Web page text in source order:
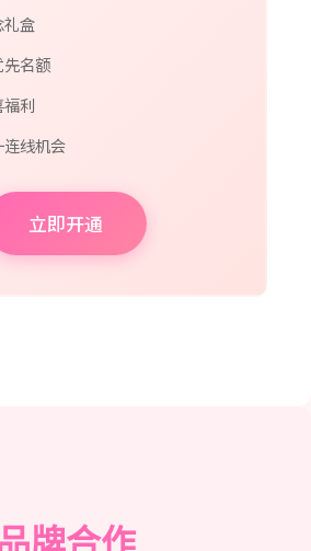
礼盒
先名额
利
线机会
立即开通